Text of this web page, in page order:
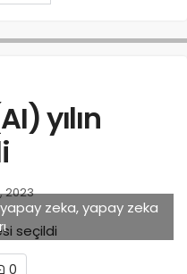
yılın
2023
zeka, yapay zeka
0